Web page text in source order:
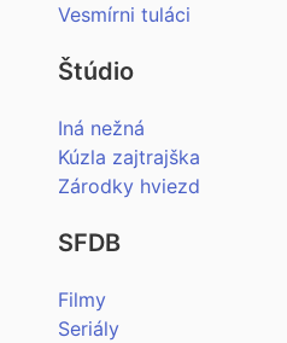
Vesmírni tuláci
Štúdio
Iná nežná
Kúzla zajtrajška
Zárodky hviezd
SFDB
Filmy
Seriály